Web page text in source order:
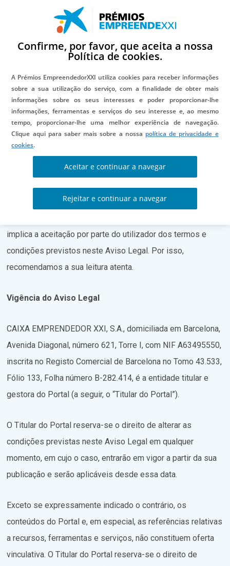
Confirme, por favor, que aceita a nossa
Política de cookies.
A Prémios EmpreendedorXXI utiliza cookies para receber informações
sobre a sua utilização do serviço, com a finalidade de obter mais
informações sobre os seus interesses e poder proporcionar-lhe
informações, ferramentas e serviços do seu interesse e, ao mesmo
tempo, proporcionar-lhe uma melhor experiência de navegação.
Clique aqui para saber mais sobre a nossa política de privacidade e
cookies.
Aceitar e continuar a navegar
Rejeitar e continuar a navegar
Aviso Legal
O acesso à página Web localizada no endereço URL:
futuro (adiante “O Portal”) e a consulta da informação
através da referida página Web e/ou utilização dos
implica a aceitação por parte do utilizador dos termos e
condições previstos neste Aviso Legal. Por isso,
recomendamos a sua leitura atenta.
Vigência do Aviso Legal
CAIXA EMPRENDEDOR XXI, S.A., domiciliada em Barcelona,
Avenida Diagonal, número 621, Torre I, com NIF A63495550,
inscrita no Registo Comercial de Barcelona no Tomo 43.533,
Fólio 133, Folha número B-282.414, é a entidade titular e
gestora do Portal (a seguir, o “Titular do Portal”).
O Titular do Portal reserva-se o direito de alterar as
condições previstas neste Aviso Legal em qualquer
momento, em cujo o caso, entrarão em vigor a partir da sua
publicação e serão aplicáveis desde essa data.
Exceto se expressamente indicado o contrário, os
conteúdos do Portal e, em especial, as referências relativas
a recursos, ferramentas e serviços, não constituem oferta
vinculativa. O Titular do Portal reserva-se o direito de